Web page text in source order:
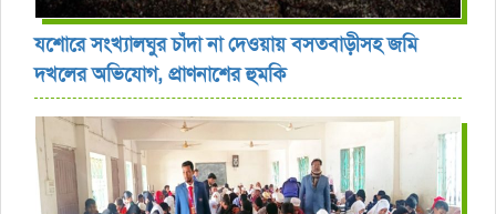
যশোরে সংখ্যালঘুর চাঁদা না দেওয়ায় বসতবাড়ীসহ জমি
দখলের অভিযোগ, প্রাণনাশের হুমকি